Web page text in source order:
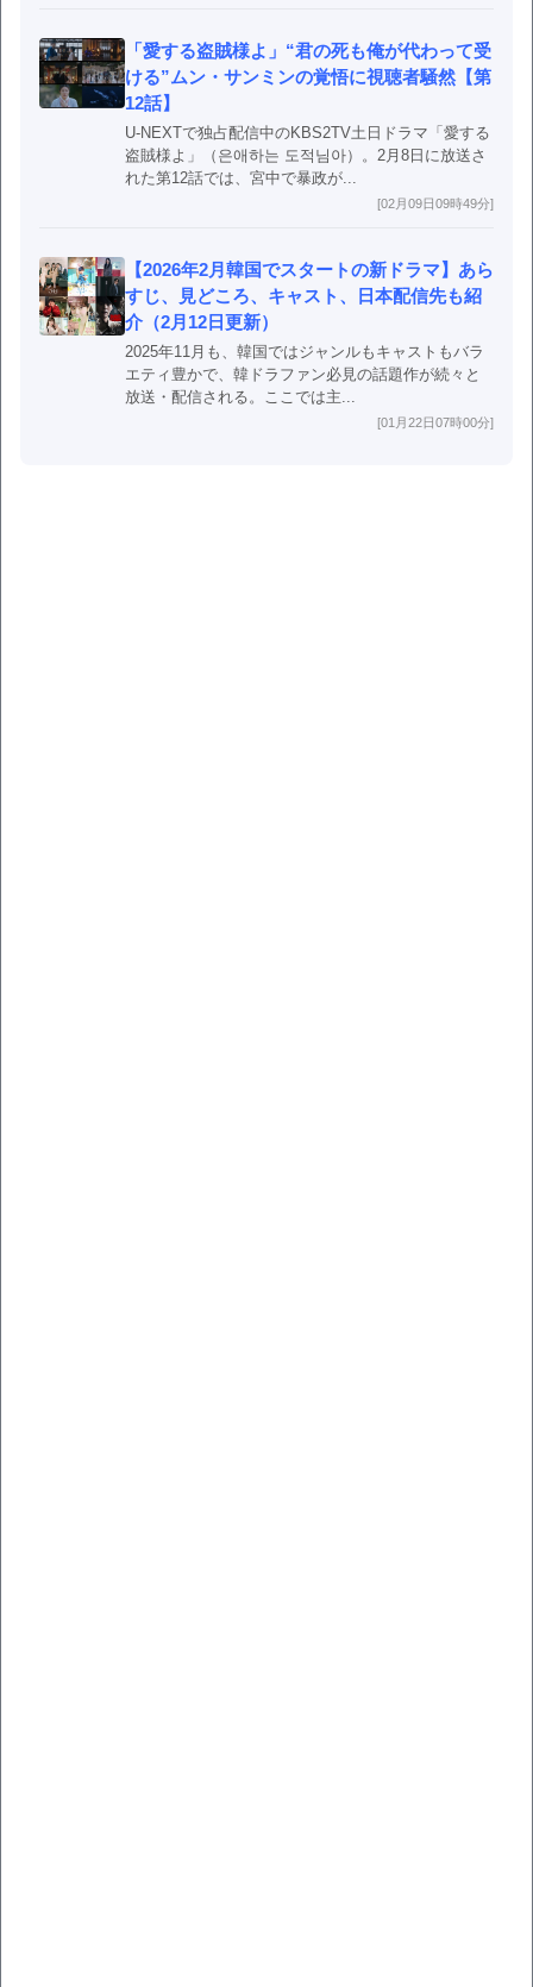
「愛する盗賊様よ」“君の死も俺が代わって受
ける”ムン・サンミンの覚悟に視聴者騒然【第
12話】
U-NEXTで独占配信中のKBS2TV土日ドラマ「愛する
盗賊様よ」（은애하는 도적님아）。2月8日に放送さ
れた第12話では、宮中で暴政が...
[02月09日09時49分]
【2026年2月韓国でスタートの新ドラマ】あら
すじ、見どころ、キャスト、日本配信先も紹
介（2月12日更新）
2025年11月も、韓国ではジャンルもキャストもバラ
エティ豊かで、韓ドラファン必見の話題作が続々と
放送・配信される。ここでは主...
[01月22日07時00分]